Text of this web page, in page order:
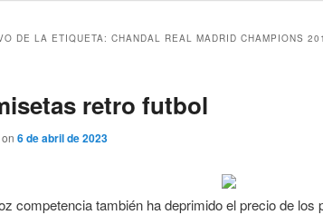
DE LA ETIQUETA: CHANDAL REAL MADRID CHAMPIONS
retro futbol
6 de abril de 2023
competencia también ha deprimido el precio de los